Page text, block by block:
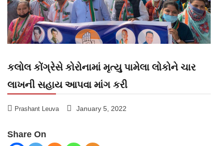
કલોલ કોંગ્રેસે કોરોનામાં મૃત્યુ પામેલા લોકોને ચાર
લાખની સહાય આપવા માંગ કરી
Prashant Leuva January 5, 2022
Share On